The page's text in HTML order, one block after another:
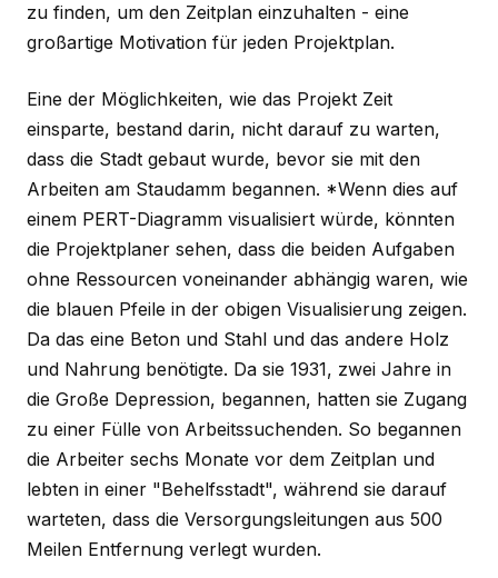
zu finden, um den Zeitplan einzuhalten - eine
großartige Motivation für jeden Projektplan.
Eine der Möglichkeiten, wie das Projekt Zeit
einsparte, bestand darin, nicht darauf zu warten,
dass die Stadt gebaut wurde, bevor sie mit den
Arbeiten am Staudamm begannen. *Wenn dies auf
einem PERT-Diagramm visualisiert würde, könnten
die Projektplaner sehen, dass die beiden Aufgaben
ohne Ressourcen voneinander abhängig waren, wie
die blauen Pfeile in der obigen Visualisierung zeigen.
Da das eine Beton und Stahl und das andere Holz
und Nahrung benötigte. Da sie 1931, zwei Jahre in
die Große Depression, begannen, hatten sie Zugang
zu einer Fülle von Arbeitssuchenden. So begannen
die Arbeiter sechs Monate vor dem Zeitplan und
lebten in einer "Behelfsstadt", während sie darauf
warteten, dass die Versorgungsleitungen aus 500
Meilen Entfernung verlegt wurden.